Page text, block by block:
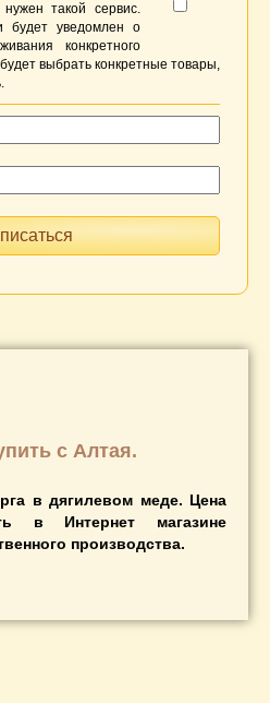
такой сервис.
будет уведомлен о
конкретного
выбрать конкретные товары,
с Алтая.
в дягилевом меде. Цена
в Интернет магазине
производства.